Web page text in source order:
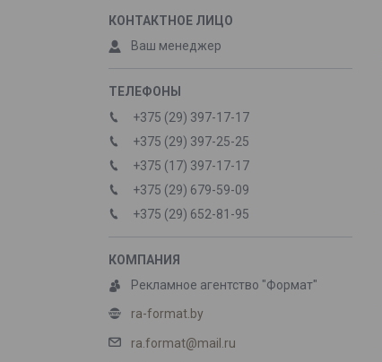
Ваш менеджер
+375 (29) 397-17-17
+375 (29) 397-25-25
+375 (17) 397-17-17
+375 (29) 679-59-09
+375 (29) 652-81-95
Рекламное агентство "Формат"
ra-format.by
ra.format@mail.ru